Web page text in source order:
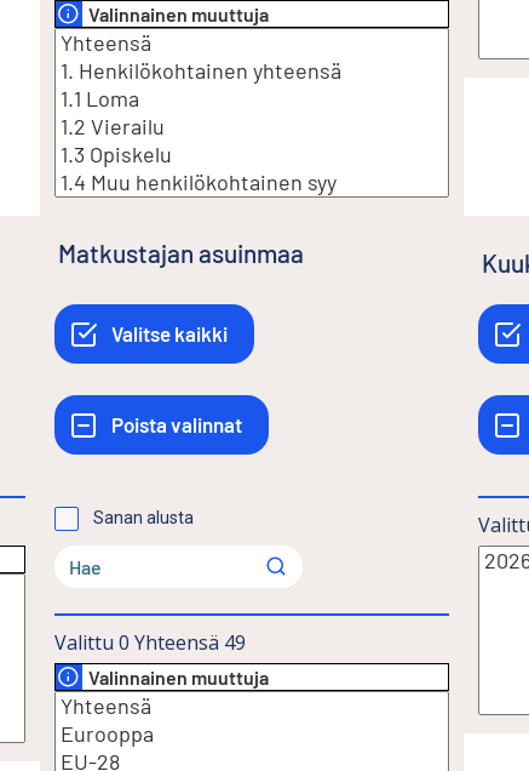
Valinnainen muuttuja
Matkustajan asuinmaa
Sanan alusta
Valittu 0 Yhteensä 49
Valinnainen muuttuja